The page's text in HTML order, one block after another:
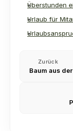
Überstunden
Urlaub für
Zurück
Baum aus